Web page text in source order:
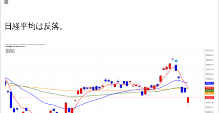
日経平均は反落。